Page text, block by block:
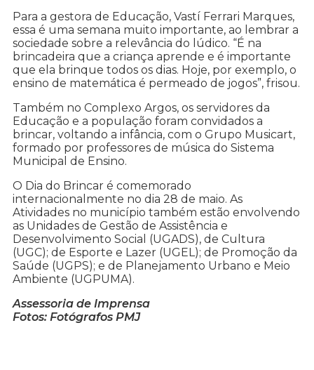
Para a gestora de Educação, Vastí Ferrari Marques,
essa é uma semana muito importante, ao lembrar a
sociedade sobre a relevância do lúdico. “É na
brincadeira que a criança aprende e é importante
que ela brinque todos os dias. Hoje, por exemplo, o
ensino de matemática é permeado de jogos”, frisou.
Também no Complexo Argos, os servidores da
Educação e a população foram convidados a
brincar, voltando a infância, com o Grupo Musicart,
formado por professores de música do Sistema
Municipal de Ensino.
O Dia do Brincar é comemorado
internacionalmente no dia 28 de maio. As
Atividades no município também estão envolvendo
as Unidades de Gestão de Assistência e
Desenvolvimento Social (UGADS), de Cultura
(UGC); de Esporte e Lazer (UGEL); de Promoção da
Saúde (UGPS); e de Planejamento Urbano e Meio
Ambiente (UGPUMA).
Assessoria de Imprensa
Fotos: Fotógrafos PMJ